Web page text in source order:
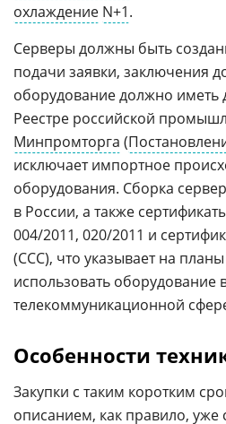
охлаждение N+1.
Серверы должны быть
подачи заявки, заключения
оборудование должно иметь
Реестре российской
Минпромторга (
исключает импортное
оборудования. Сборка
в России, а также
004/2011, 020/2011 и
(ССС), что указывает на
использовать оборудование
телекоммуникационной
Особенности
Закупки с таким коротким
описанием, как правило, уже